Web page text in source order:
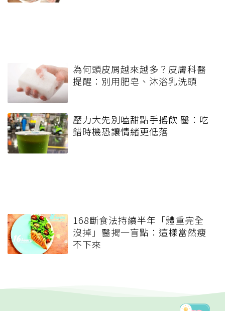
為何頭皮屑越來越多？皮膚科醫
提醒：別用肥皂、沐浴乳洗頭
壓力大先別嗑甜點手搖飲 醫：吃
錯時機恐讓情緒更低落
168斷食法持續半年「體重完全
沒掉」醫揭一盲點：這樣當然瘦
不下來